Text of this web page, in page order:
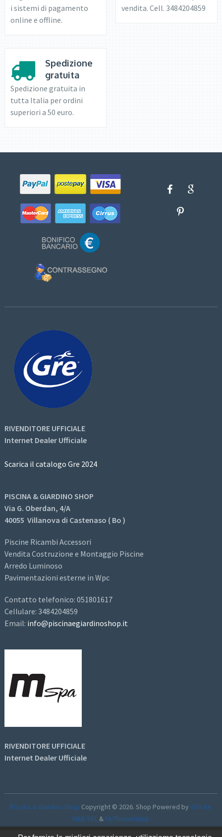
i sistemi di pagamento
online e offline.
vendita. Cell. 3484204859
Spedizione
gratuita
Spedizione gratuita in
tutta Italia per ordini
superiori a 50 euro.
RIVENDITORE UFFICIALE
Internet Dealer Ufficiale
Scarica il catalogo Gre 2024
PISCINA & GIARDINO SHOP
Via G. Oberdan, 4/A
40055 Villanova di Castenaso ( Bo )
Piscine Ricambi Accessori
Vendita Costruzione e Montaggio Piscine
Arredo Luminoso
Pavimentazioni esterne in Wpc
Contatto telefonico: 051801617
Cellulare: 3484204859
Email: info@piscinaegiardinoshop.it
RIVENDITORE UFFICIALE
Internet Dealer Ufficiale
Piscina & Giardino Shop Copyright © 2026. Shop Powered byVITA DA
WEB SRL & MyThemeShop